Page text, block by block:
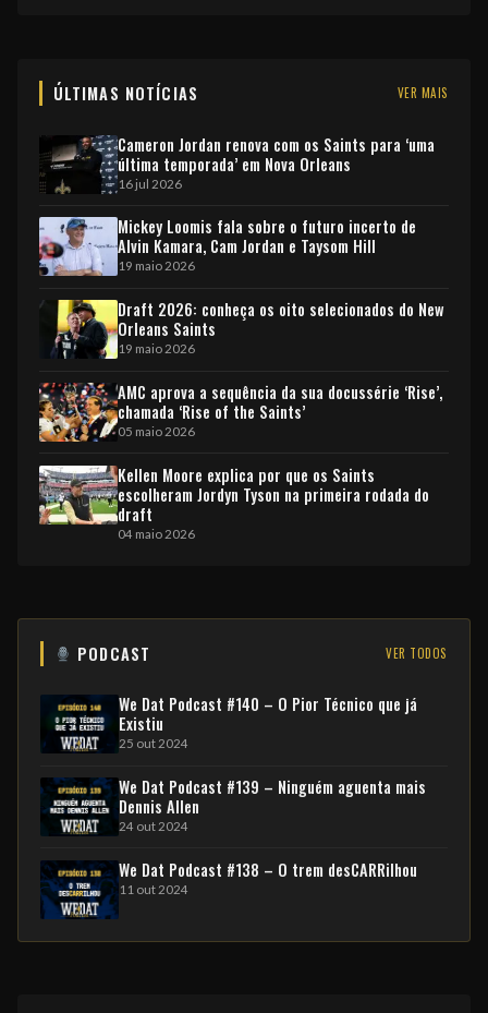
ÚLTIMAS NOTÍCIAS VER MAIS
Cameron Jordan renova com os Saints para ‘uma
última temporada’ em Nova Orleans
16 jul 2026
Mickey Loomis fala sobre o futuro incerto de
Alvin Kamara, Cam Jordan e Taysom Hill
19 maio 2026
Draft 2026: conheça os oito selecionados do New
Orleans Saints
19 maio 2026
AMC aprova a sequência da sua docussérie ‘Rise’,
chamada ‘Rise of the Saints’
05 maio 2026
Kellen Moore explica por que os Saints
escolheram Jordyn Tyson na primeira rodada do
draft
04 maio 2026
PODCAST VER TODOS
We Dat Podcast #140 – O Pior Técnico que já
Existiu
25 out 2024
We Dat Podcast #139 – Ninguém aguenta mais
Dennis Allen
24 out 2024
We Dat Podcast #138 – O trem desCARRilhou
11 out 2024